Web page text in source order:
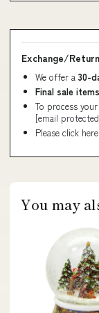
Exchange/
We offer a 30-
Final sale items
To process
[email
Please click
You may